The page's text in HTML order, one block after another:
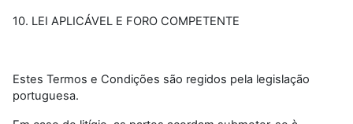
10. LEI APLICÁVEL E FORO COMPETENTE
Estes Termos e Condições são regidos pela legislação
portuguesa.